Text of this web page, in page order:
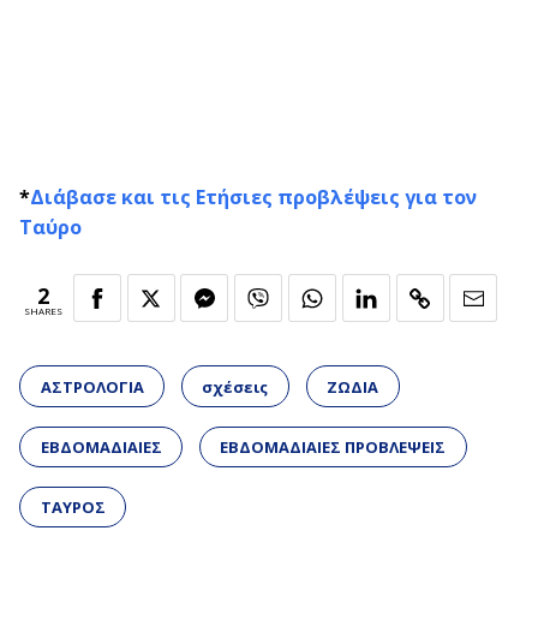
*Διάβασε και τις Ετήσιες προβλέψεις για τον
Ταύρο
2
SHARES
ΑΣΤΡΟΛΟΓΙΑ σχέσεις ΖΩΔΙΑ
ΕΒΔΟΜΑΔΙΑΙΕΣ ΕΒΔΟΜΑΔΙΑΙΕΣ ΠΡΟΒΛΕΨΕΙΣ
ΤΑΥΡΟΣ